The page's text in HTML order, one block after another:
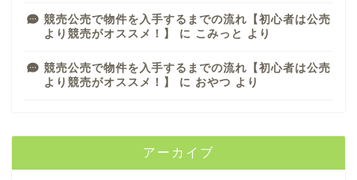
競売公売で物件を入手するまでの流れ【初心者は公売
より競売がオススメ！】
に こみっと より
競売公売で物件を入手するまでの流れ【初心者は公売
より競売がオススメ！】
に おやつ より
アーカイブ